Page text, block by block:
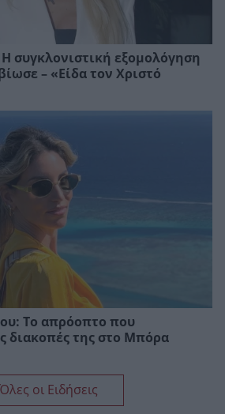
συγκλονιστική εξομολόγηση
– «Είδα τον Χριστό
Το απρόοπτο που
διακοπές της στο Μπόρα
Όλες οι Ειδήσεις